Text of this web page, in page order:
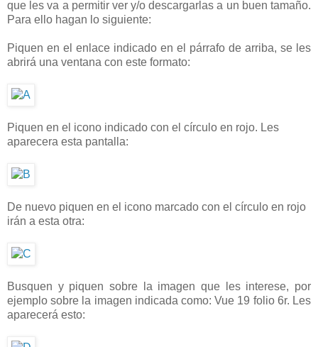
que les va a permitir ver y/o descargarlas a un buen tamaño.
Para ello hagan lo siguiente:
Piquen en el enlace indicado en el párrafo de arriba, se les
abrirá una ventana con este formato:
Piquen en el icono indicado con el círculo en rojo. Les
aparecera esta pantalla:
De nuevo piquen en el icono marcado con el círculo en rojo
irán a esta otra:
Busquen y piquen sobre la imagen que les interese, por
ejemplo sobre la imagen indicada como: Vue 19 folio 6r. Les
aparecerá esto: